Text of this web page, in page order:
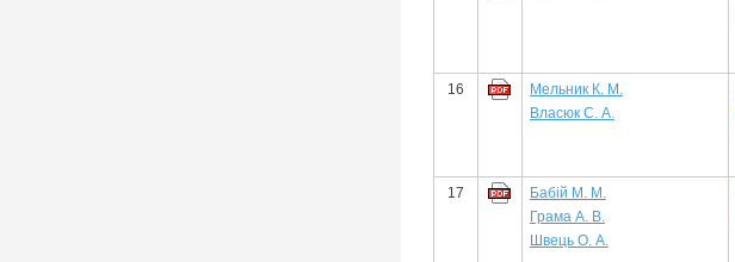
16
Мельник К. М.
Власюк С. А.
17
Бабій М. М.
Грама А. В.
Швець О. А.